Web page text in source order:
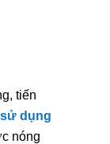
tiến
dụng
nóng